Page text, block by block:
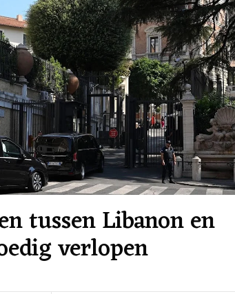
tussen Libanon en
verlopen